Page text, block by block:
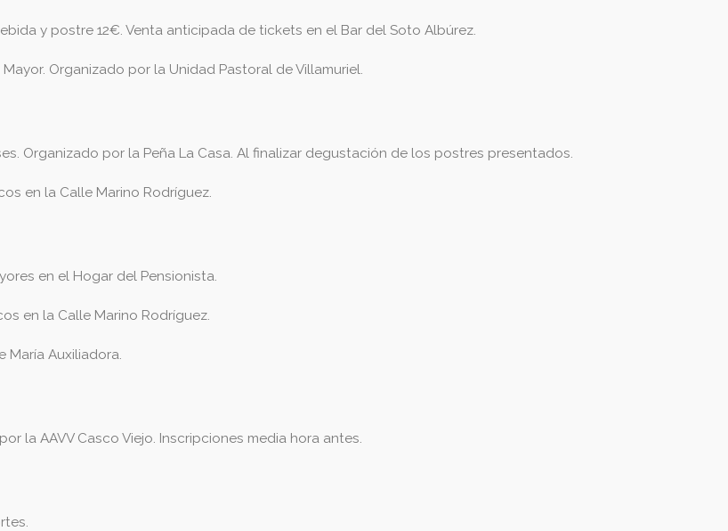
y postre 12€. Venta anticipada de tickets en el Bar del Soto Albúrez.
Organizado por la Unidad Pastoral de Villamuriel.
Organizado por la Peña La Casa. Al finalizar degustación de los postres presentados.
en la Calle Marino Rodríguez.
en el Hogar del Pensionista.
en la Calle Marino Rodríguez.
María Auxiliadora.
la AAVV Casco Viejo. Inscripciones media hora antes.